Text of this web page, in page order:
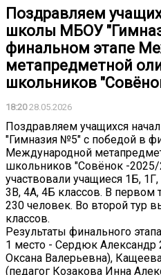
Поздравляем
школы МБОУ
финальном этапе
метапредметной
школьников
18:2028.05.2026
Поздравляем учащихся
"Гимназия №5" с победой в
Международной
школьников "Совёнок -
участвовали учащиеся 1Б,
3В, 4А, 4Б классов. В первом
230 человек. Во второй тур
классов.
Результаты финального
1 место - Сердюк Александр
Оксана Валерьевна),
(педагог Козакова Инна